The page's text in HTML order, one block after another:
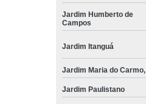
Jardim Humberto de
Campos
Jardim Itanguá
Jardim Maria do Carmo,
Jardim Paulistano